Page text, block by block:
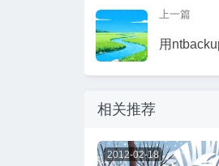
上一篇
用
相关推荐
2012-02-18